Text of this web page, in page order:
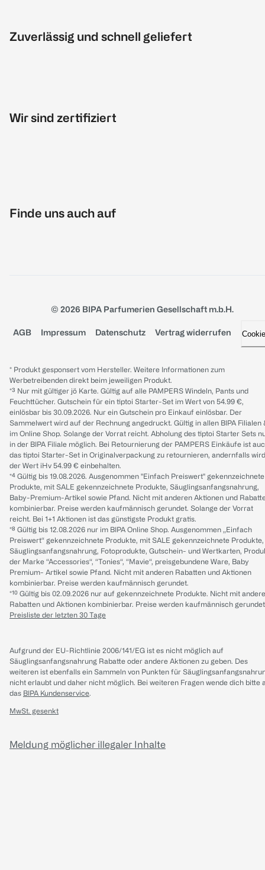
Zuverlässig und schnell geliefert
Wir sind zertifiziert
Finde uns auch auf
© 2026 BIPA Parfumerien Gesellschaft m.b.H.
AGB Impressum Datenschutz Vertrag widerrufen
* Produkt gesponsert vom Hersteller. Weitere Informationen zum
Werbetreibenden direkt beim jeweiligen Produkt.
*³ Nur mit gültiger jö Karte. Gültig auf alle PAMPERS Windeln, Pants und
Feuchttücher. Gutschein für ein tiptoi Starter-Set im Wert von 54.99 €,
einlösbar bis 30.09.2026. Nur ein Gutschein pro Einkauf einlösbar. Der
Sammelwert wird auf der Rechnung angedruckt. Gültig in allen BIPA Filialen
im Online Shop. Solange der Vorrat reicht. Abholung des tiptoi Starter Sets
in der BIPA Filiale möglich. Bei Retournierung der PAMPERS Einkäufe ist
das tiptoi Starter-Set in Originalverpackung zu retournieren, andernfalls wird
der Wert iHv 54.99 € einbehalten.
*⁴ Gültig bis 19.08.2026. Ausgenommen "Einfach Preiswert" gekennzeichnete
Produkte, mit SALE gekennzeichnete Produkte, Säuglingsanfangsnahrung,
Baby-Premium-Artikel sowie Pfand. Nicht mit anderen Aktionen und
kombinierbar. Preise werden kaufmännisch gerundet. Solange der Vorrat
reicht. Bei 1+1 Aktionen ist das günstigste Produkt gratis.
*⁸ Gültig bis 12.08.2026 nur im BIPA Online Shop. Ausgenommen „Einfach
Preiswert“ gekennzeichnete Produkte, mit SALE gekennzeichnete Produkte,
Säuglingsanfangsnahrung, Fotoprodukte, Gutschein- und Wertkarten,
der Marke “Accessories“, “Tonies“, “Mavie“, preisgebundene Ware, Baby
Premium- Artikel sowie Pfand. Nicht mit anderen Rabatten und Aktionen
kombinierbar. Preise werden kaufmännisch gerundet.
*¹⁰ Gültig bis 02.09.2026 nur auf gekennzeichnete Produkte. Nicht mit
Rabatten und Aktionen kombinierbar. Preise werden kaufmännisch
Preisliste der letzten 30 Tage
Aufgrund der EU-Richtlinie 2006/141/EG ist es nicht möglich auf
Säuglingsanfangsnahrung Rabatte oder andere Aktionen zu geben. Des
weiteren ist ebenfalls ein Sammeln von Punkten für
nicht erlaubt und daher nicht möglich. Bei weiteren Fragen wende dich bitte
das BIPA Kundenservice.
MwSt. gesenkt
Meldung möglicher illegaler Inhalte